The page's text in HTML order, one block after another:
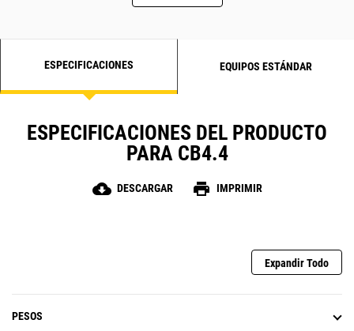
ESPECIFICACIONES EQUIPOS ESTÁNDAR
ESPECIFICACIONES DEL PRODUCTO
PARA CB4.4
cloud_download DESCARGAR print IMPRIMIR
Expandir Todo
PESOS